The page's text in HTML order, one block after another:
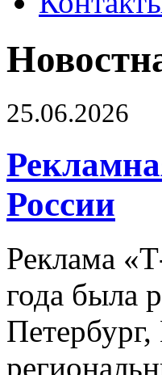
25.06.2026
России
Реклама
года была